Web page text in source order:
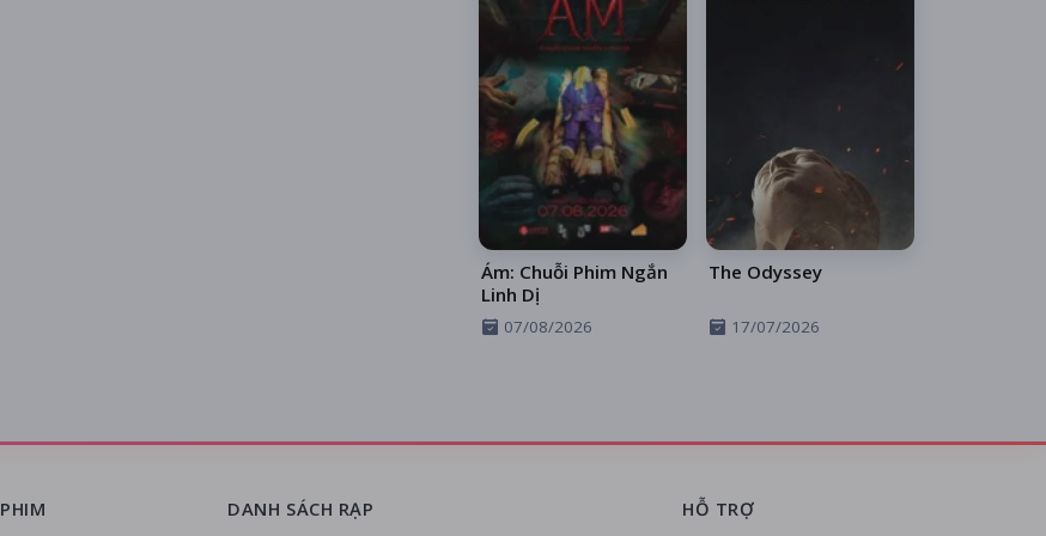
Ám: Chuỗi Phim Ngắn
Linh Dị
07/08/2026
The Odyssey
17/07/2026
DANH SÁCH RẠP HỖ TRỢ
PHIM